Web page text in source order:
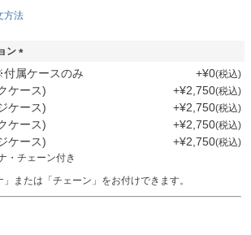
方法
ン
(
属ケースのみ +¥0 税込
ケース) +¥2,750 税込
ケース) +¥2,750 税込
ケース) +¥2,750 税込
ケース) +¥2,750 税込
または「チェーン」をお付けできます。